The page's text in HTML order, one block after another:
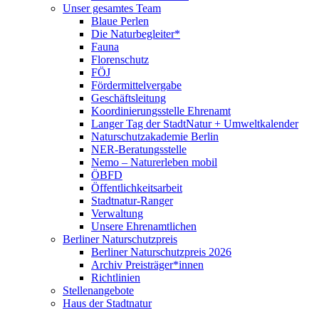
Unser gesamtes Team
Blaue Perlen
Die Naturbegleiter*
Fauna
Florenschutz
FÖJ
Fördermittelvergabe
Geschäftsleitung
Koordinierungsstelle Ehrenamt
Langer Tag der StadtNatur + Umweltkalender
Naturschutzakademie Berlin
NER-Beratungsstelle
Nemo – Naturerleben mobil
ÖBFD
Öffentlichkeitsarbeit
Stadtnatur-Ranger
Verwaltung
Unsere Ehrenamtlichen
Berliner Naturschutzpreis
Berliner Naturschutzpreis 2026
Archiv Preisträger*innen
Richtlinien
Stellenangebote
Haus der Stadtnatur